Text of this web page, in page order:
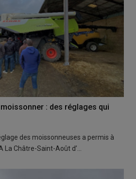
: des réglages qui
des moissonneuses a permis à
La Châtre-Saint-Août d’…